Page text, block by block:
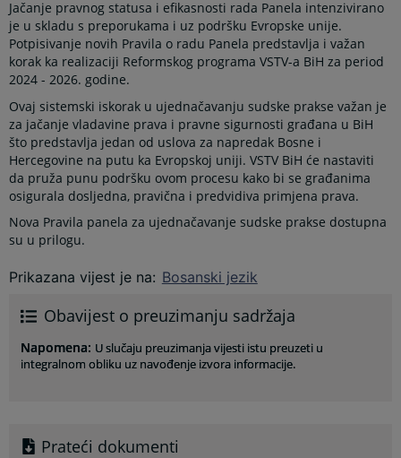
Jačanje pravnog statusa i efikasnosti rada Panela intenzivirano
je u skladu s preporukama i uz podršku Evropske unije.
Potpisivanje novih Pravila o radu Panela predstavlja i važan
korak ka realizaciji Reformskog programa VSTV-a BiH za period
2024 - 2026. godine.
Ovaj sistemski iskorak u ujednačavanju sudske prakse važan je
za jačanje vladavine prava i pravne sigurnosti građana u BiH
što predstavlja jedan od uslova za napredak Bosne i
Hercegovine na putu ka Evropskoj uniji. VSTV BiH će nastaviti
da pruža punu podršku ovom procesu kako bi se građanima
osigurala dosljedna, pravična i predvidiva primjena prava.
Nova Pravila panela za ujednačavanje sudske prakse dostupna
su u prilogu.
Prikazana vijest je na: Bosanski jezik
Obavijest o preuzimanju sadržaja
Napomena: U slučaju preuzimanja vijesti istu preuzeti u
integralnom obliku uz navođenje izvora informacije.
Prateći dokumenti